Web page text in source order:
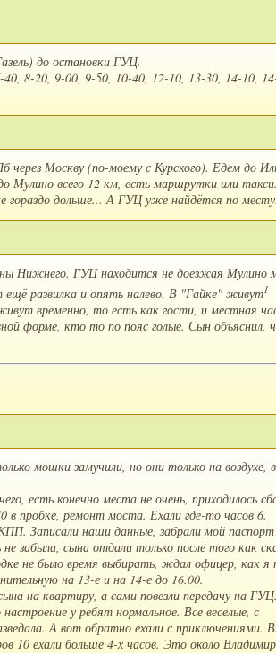
до остановки ГУЦ.
8-20, 9-00, 9-50, 10-40, 12-10, 13-30, 14-10,
через Москву (по-моему с Курского). Едем до
Мулино всего 12 км, есть маршрутки или
дольше... А ГУЦ уже найдётся по месту.
Нижнего. ГУЦ находится не доезжая Мулино
развилка и опять налево. В "Гайке" живут1
временно, то есть как гости, и местная
форме, кто то по пояс голые. Сын объяснил,
мошки замучили, но они только на воздухе, в
есть конечно места не очень, приходилось
в пробке, ремонт моста. Ехали где-то часов 6.
Записали наши данные, забрали мой
забыла, сына отдали только после того как
не было время выбирать, ждал офицер, как я
на 13-е и на 14-е до 16.00.
на квартиру, а сами повезли передачу на
у ребят нормальное. Все веселые, с
А вот обратно ехали с приключениями.
10 ехали больше 4-х часов. Это около